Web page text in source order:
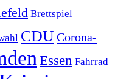
Brettspiel
CDUCorona-
Essen Fahrrad